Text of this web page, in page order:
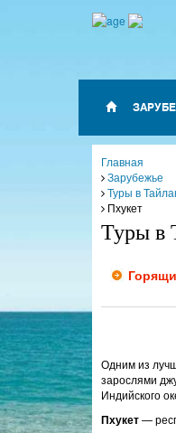
Главная
Зарубежье
Туры в
Пхукет
Туры в
Одним из
зарослями
Индийского
Пхукет—